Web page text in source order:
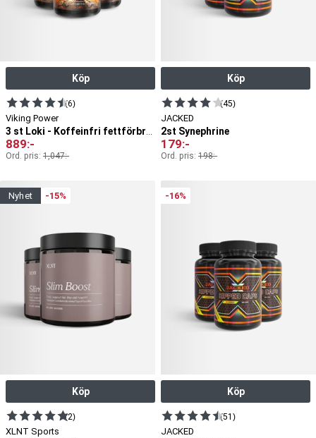
Köp
(6)
Viking Power
3 st Loki - Koffeinfri fettförbrännare
889:-
Ord. pris: 1,047:-
Köp
(45)
JACKED
2st Synephrine
179:-
Ord. pris: 198:-
nyhet -15%
Köp
(2)
XLNT Sports
-16%
Köp
(51)
JACKED